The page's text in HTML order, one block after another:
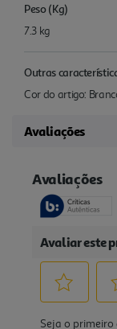
Peso (Kg)
7.3 kg
Outras
Cor do artigo:
Avaliações